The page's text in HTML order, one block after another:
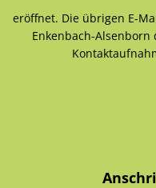
eröffnet. Die übrigen E-
Enkenbach-